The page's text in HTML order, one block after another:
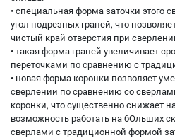
• специальная форма заточки этого
угол подрезных граней, что
чистый край отверстия при
• такая форма граней увеличивает
переточками по сравнению с
• новая форма коронки позволяет
сверлении по сравнению со
коронки, что существенно снижает
возможность работать на бОльших
сверлами с традиционной формой